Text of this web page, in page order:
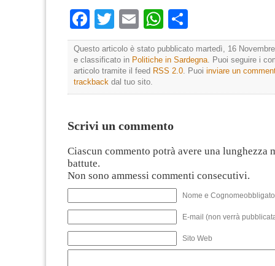
Facebook
TwitterEmailWhatsApp
Questo articolo è stato pubblicato martedì, 16
e classificato in Politiche in Sardegna. Puoi seguire i
articolo tramite il feed RSS 2.0. Puoi inviare un
trackback dal tuo sito.
Scrivi un commento
Ciascun commento potrà avere una lunghezza
battute.
Non sono ammessi commenti consecutivi.
Nome e
E-mail (non verrà
Sito Web